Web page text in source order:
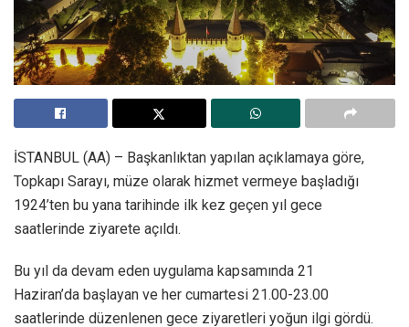
İSTANBUL (AA) – Başkanlıktan yapılan açıklamaya göre,
Topkapı Sarayı, müze olarak hizmet vermeye başladığı
1924’ten bu yana tarihinde ilk kez geçen yıl gece
saatlerinde ziyarete açıldı.
Bu yıl da devam eden uygulama kapsamında 21
Haziran’da başlayan ve her cumartesi 21.00-23.00
saatlerinde düzenlenen gece ziyaretleri yoğun ilgi gördü.